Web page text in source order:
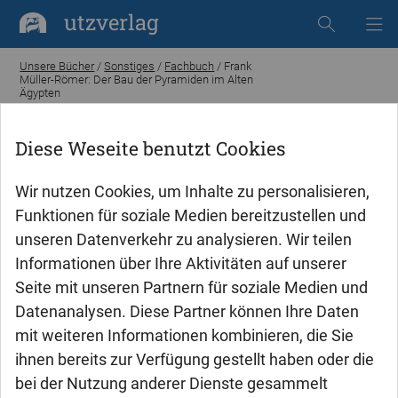
Diese Weseite benutzt Cookies
Wir nutzen Cookies, um Inhalte zu personalisieren,
Funktionen für soziale Medien bereitzustellen und
unseren Datenverkehr zu analysieren. Wir teilen
Informationen über Ihre Aktivitäten auf unserer
Seite mit unseren Partnern für soziale Medien und
Datenanalysen. Diese Partner können Ihre Daten
mit weiteren Informationen kombinieren, die Sie
ihnen bereits zur Verfügung gestellt haben oder die
bei der Nutzung anderer Dienste gesammelt
utzverlag
Unsere Bücher /Sonstiges / Fachbuch / Frank
Müller-Römer: Der Bau der Pyramiden im Alten
Ägypten